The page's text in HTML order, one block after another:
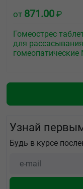
от 871.00 ₽
Гомеострес
для рассасывания
Узнай
Будь в курсе